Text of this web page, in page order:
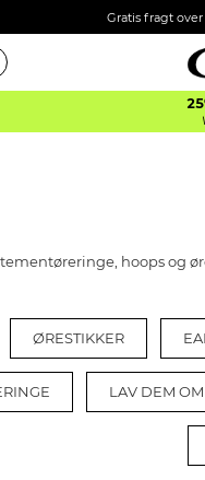
Gratis fragt
hoops
ØRESTIKKER
LAV DEM